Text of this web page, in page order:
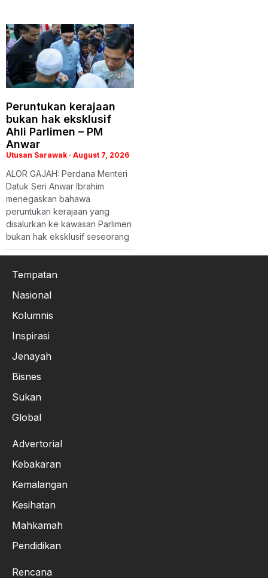
Peruntukan kerajaan
bukan hak eksklusif
Ahli Parlimen – PM
Anwar
Utusan Sarawak August 7, 2026
ALOR GAJAH: Perdana Menteri
Datuk Seri Anwar Ibrahim
menegaskan bahawa
peruntukan kerajaan yang
disalurkan ke kawasan Parlimen
bukan hak eksklusif seseorang
Tempatan
Nasional
Kolumnis
Inspirasi
Jenayah
Bisnes
Sukan
Global
Advertorial
Kebakaran
Kemalangan
Kesihatan
Mahkamah
Pendidikan
Rencana